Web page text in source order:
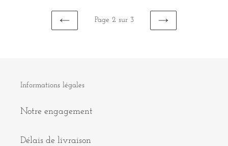
PAGE
Page 2 sur 3
PAGE
Informations légales
Notre engagement
Délais de livraison